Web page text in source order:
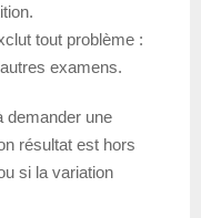
tout problème :
examens.
demander une
résultat est hors
si la variation